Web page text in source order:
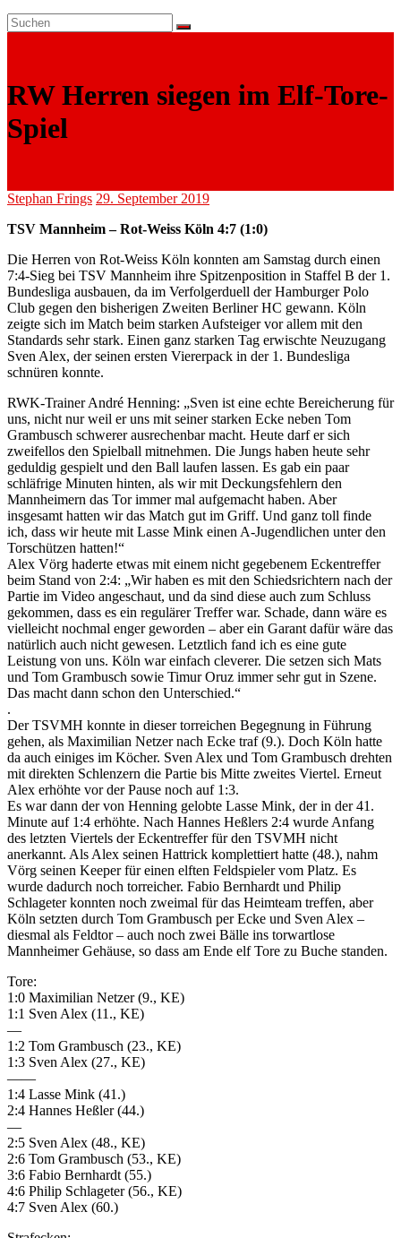
RW Herren siegen im Elf-Tore-
Spiel
Stephan Frings 29. September 2019
TSV Mannheim – Rot-Weiss Köln 4:7 (1:0)
Die Herren von Rot-Weiss Köln konnten am Samstag durch einen
7:4-Sieg bei TSV Mannheim ihre Spitzenposition in Staffel B der 1.
Bundesliga ausbauen, da im Verfolgerduell der Hamburger Polo
Club gegen den bisherigen Zweiten Berliner HC gewann. Köln
zeigte sich im Match beim starken Aufsteiger vor allem mit den
Standards sehr stark. Einen ganz starken Tag erwischte Neuzugang
Sven Alex, der seinen ersten Viererpack in der 1. Bundesliga
schnüren konnte.
RWK-Trainer André Henning: „Sven ist eine echte Bereicherung für
uns, nicht nur weil er uns mit seiner starken Ecke neben Tom
Grambusch schwerer ausrechenbar macht. Heute darf er sich
zweifellos den Spielball mitnehmen. Die Jungs haben heute sehr
geduldig gespielt und den Ball laufen lassen. Es gab ein paar
schläfrige Minuten hinten, als wir mit Deckungsfehlern den
Mannheimern das Tor immer mal aufgemacht haben. Aber
insgesamt hatten wir das Match gut im Griff. Und ganz toll finde
ich, dass wir heute mit Lasse Mink einen A-Jugendlichen unter den
Torschützen hatten!“
Alex Vörg haderte etwas mit einem nicht gegebenem Eckentreffer
beim Stand von 2:4: „Wir haben es mit den Schiedsrichtern nach der
Partie im Video angeschaut, und da sind diese auch zum Schluss
gekommen, dass es ein regulärer Treffer war. Schade, dann wäre es
vielleicht nochmal enger geworden – aber ein Garant dafür wäre das
natürlich auch nicht gewesen. Letztlich fand ich es eine gute
Leistung von uns. Köln war einfach cleverer. Die setzen sich Mats
und Tom Grambusch sowie Timur Oruz immer sehr gut in Szene.
Das macht dann schon den Unterschied.“
.
Der TSVMH konnte in dieser torreichen Begegnung in Führung
gehen, als Maximilian Netzer nach Ecke traf (9.). Doch Köln hatte
da auch einiges im Köcher. Sven Alex und Tom Grambusch drehten
mit direkten Schlenzern die Partie bis Mitte zweites Viertel. Erneut
Alex erhöhte vor der Pause noch auf 1:3.
Es war dann der von Henning gelobte Lasse Mink, der in der 41.
Minute auf 1:4 erhöhte. Nach Hannes Heßlers 2:4 wurde Anfang
des letzten Viertels der Eckentreffer für den TSVMH nicht
anerkannt. Als Alex seinen Hattrick komplettiert hatte (48.), nahm
Vörg seinen Keeper für einen elften Feldspieler vom Platz. Es
wurde dadurch noch torreicher. Fabio Bernhardt und Philip
Schlageter konnten noch zweimal für das Heimteam treffen, aber
Köln setzten durch Tom Grambusch per Ecke und Sven Alex –
diesmal als Feldtor – auch noch zwei Bälle ins torwartlose
Mannheimer Gehäuse, so dass am Ende elf Tore zu Buche standen.
Tore:
1:0 Maximilian Netzer (9., KE)
1:1 Sven Alex (11., KE)
—
1:2 Tom Grambusch (23., KE)
1:3 Sven Alex (27., KE)
——
1:4 Lasse Mink (41.)
2:4 Hannes Heßler (44.)
—
2:5 Sven Alex (48., KE)
2:6 Tom Grambusch (53., KE)
3:6 Fabio Bernhardt (55.)
4:6 Philip Schlageter (56., KE)
4:7 Sven Alex (60.)